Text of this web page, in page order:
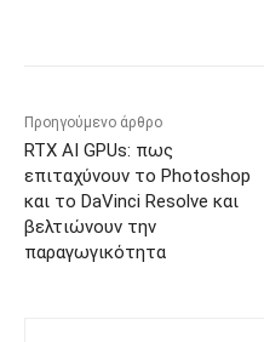
Προηγούμενο άρθρο
RTX AI GPUs: πως
επιταχύνουν το Photoshop
και το DaVinci Resolve και
βελτιώνουν την
παραγωγικότητα